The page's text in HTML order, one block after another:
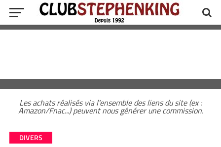
Les achats réalisés via l'ensemble des liens du site (ex :
Amazon/Fnac...) peuvent nous générer une commission.
DIVERS